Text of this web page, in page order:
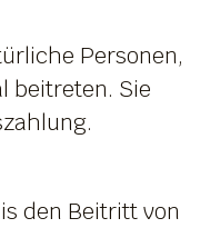
Personen,
beitreten. Sie
den Beitritt von